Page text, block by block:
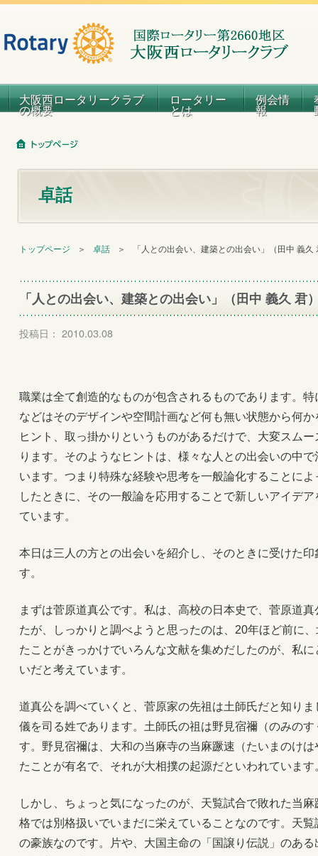
大阪西ロータリークラブ
の概要
ロータリー
とは
例会情
報
卓話
トップページ ＞ 卓話 ＞ 「人との出会い、建築との出会い」（田中 義久
「人との出会い、建築との出会い」（田中 義久 君
投稿日： 2010.03.08
職業は全て創造的なものが包含されるものであります。
などはそのデザインや空間計画など何も無い状態から何
ヒント、取っ掛かりというものがあるだけで、大変スム
ります。そのようなヒントは、様々な人との出会いの中
います。つまり特殊な経験や思考を一般論化することに
したときに、その一般論を応用することで新しいアイデ
ています。
本日は三人の方との出会いを紹介し、そのときに受けた
す。
まずは菅原道真公です。私は、高校の日本史で、菅原道
たが、しっかりと調べようと思ったのは、20年ほど前に
たことがきっかけでいろんな文献を集めだしたのが、私
いだと考えています。
道真公を調べていくと、菅原家の先祖は土師氏だと知り
儀を司る姓であります。土師氏の祖は野見宿禰（のみの
す。野見宿禰は、大和の当麻寺の当麻蹶速（たいまのけ
たことが有名で、それが大相撲の起源だといわれています
しかし、ちょっと気になったのが、天覧試合で敗れた当
格では別格扱いでいまだに栄えていることなのです。天
の豪族なのです。片や、大国主命の「国譲り伝説」のあ